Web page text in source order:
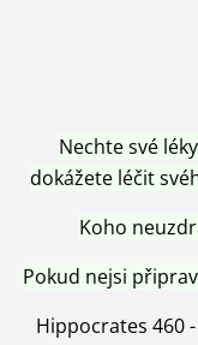
Nechte své
dokážete léčit
Koho
Pokud nejsi
Hippocrates 460